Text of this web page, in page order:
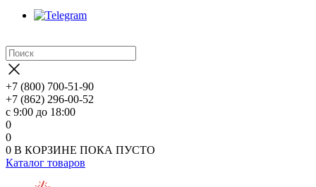
+7 (800) 700-51-90
+7 (862) 296-00-52
с 9:00 до 18:00
0
0
0 В КОРЗИНЕ ПОКА ПУСТО
Каталог товаров